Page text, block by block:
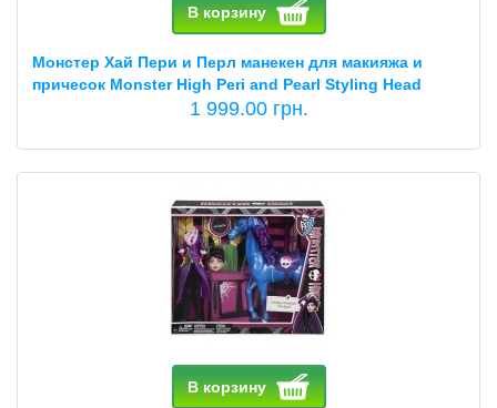
В корзину
Монстер Хай Пери и Перл манекен для макияжа и
причесок Monster High Peri and Pearl Styling Head
1 999.00 грн.
В корзину